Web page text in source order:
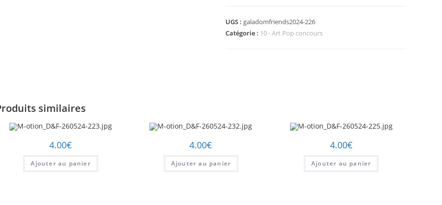
260524-
226.jpg
UGS : galadomfriends2024-226
Catégorie : 10 - Art Pop concours
similaires
4.00€
Ajouter au panier
4.00€
Ajouter au panier
4.00€
Ajouter au panier